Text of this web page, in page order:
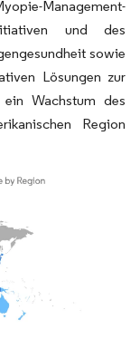
Management-
und des
sowie
Lösungen zur
Wachstum des
Region